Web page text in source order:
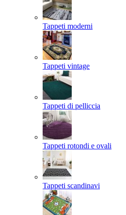
Tappeti moderni
Tappeti vintage
Tappeti di pelliccia
Tappeti rotondi e ovali
Tappeti scandinavi